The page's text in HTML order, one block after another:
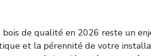
bois de qualité en 2026 reste un
et la pérennité de votre